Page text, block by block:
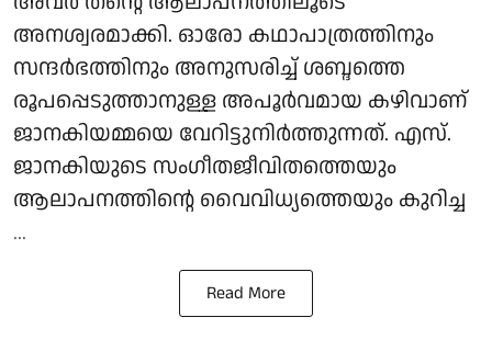
അനശ്വരമാക്കി. ഓരോ കഥാപാത്രത്തിനും
സന്ദർഭത്തിനും അനുസരിച്ച് ശബ്ദത്തെ
രൂപപ്പെടുത്താനുള്ള അപൂർവമായ കഴിവാണ്
ജാനകിയമ്മയെ വേറിട്ടുനിർത്തുന്നത്. എസ്.
ജാനകിയുടെ സംഗീതജീവിതത്തെയും
ആലാപനത്തിന്റെ വൈവിധ്യത്തെയും കുറിച്ച
...
Read More